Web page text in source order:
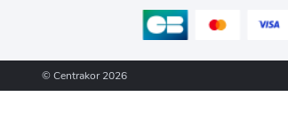
© Centrakor 2026